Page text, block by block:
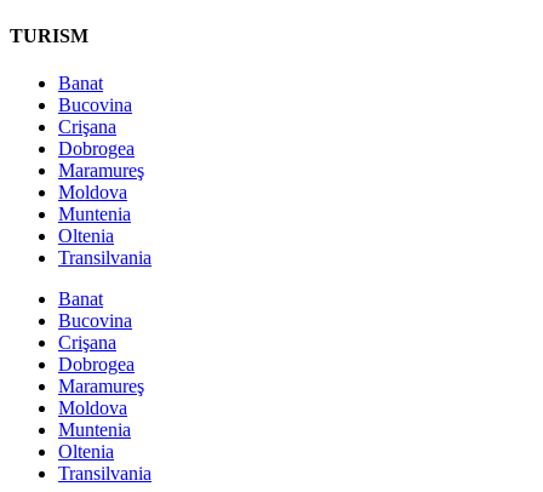
TURISM
Banat
Bucovina
Crişana
Dobrogea
Maramureş
Moldova
Muntenia
Oltenia
Transilvania
Banat
Bucovina
Crişana
Dobrogea
Maramureş
Moldova
Muntenia
Oltenia
Transilvania